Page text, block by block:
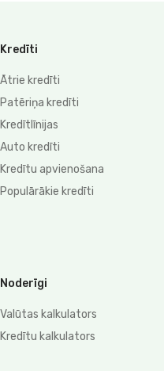
Kredīti
Ātrie kredīti
Patēriņa kredīti
Kredītlīnijas
Auto kredīti
Kredītu apvienošana
Populārākie kredīti
Noderīgi
Valūtas kalkulators
Kredītu kalkulators